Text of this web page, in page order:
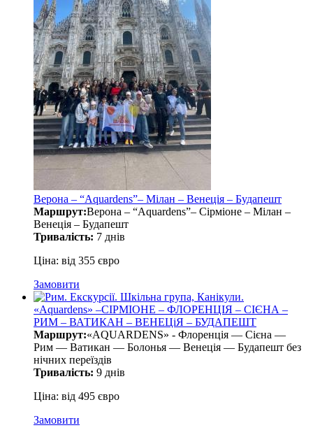
Верона – “Aquardens”– Мілан – Венеція – Будапешт
Маршрут:Верона – “Aquardens”– Сірміоне – Мілан –
Венеція – Будапешт
Тривалість: 7 днів
Ціна: від 355 євро
Замовити
«Aquardens» –СІРМІОНЕ – ФЛОРЕНЦІЯ – СІЄНА –
РИМ – ВАТИКАН – ВЕНЕЦіЯ – БУДАПЕШТ
Маршрут:«AQUARDENS» - Флоренція — Сієна —
Рим — Ватикан — Болонья — Венеція — Будапешт без
нічних переїздів
Тривалість: 9 днів
Ціна: від 495 євро
Замовити